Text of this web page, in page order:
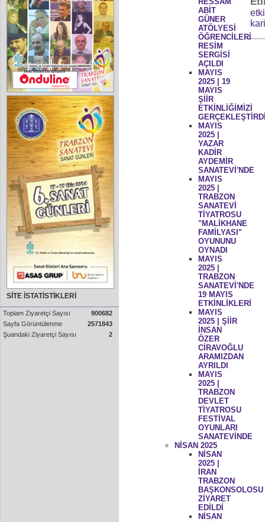
SİTE İSTATİSTİKLERİ
Toplam Ziyaretçi Sayısı
900682
Sayfa Görüntülenme
2571843
Şuandaki Ziyaretçi Sayısı
2
ABİT
GÜNER
ATÖLYESİ
ÖĞRENCİLERİ
RESİM
SERGİSİ
AÇILDI
MAYIS
2025 | 19
MAYIS
ŞİİR
ETKİNLİĞİMİZİ
MAYIS
2025 |
YAZAR
KADİR
AYDEMİR
SANATEVİ'NDE
MAYIS
2025 |
TRABZON
SANATEVİ
TİYATROSU
"MALİKHANE
FAMİLYASI"
OYUNUNU
OYNADI
MAYIS
2025 |
TRABZON
SANATEVİ'NDE
19 MAYIS
ETKİNLİKLERİ
MAYIS
2025 | ŞİİR
İNSAN
ÖZER
CİRAVOĞLU
ARAMIZDAN
AYRILDI
MAYIS
2025 |
TRABZON
DEVLET
TİYATROSU
FESTİVAL
OYUNLARI
SANATEVİNDE
NİSAN 2025
NİSAN
2025 |
İRAN
TRABZON
BAŞKONSOLOSU
ZİYARET
EDİLDİ
NİSAN